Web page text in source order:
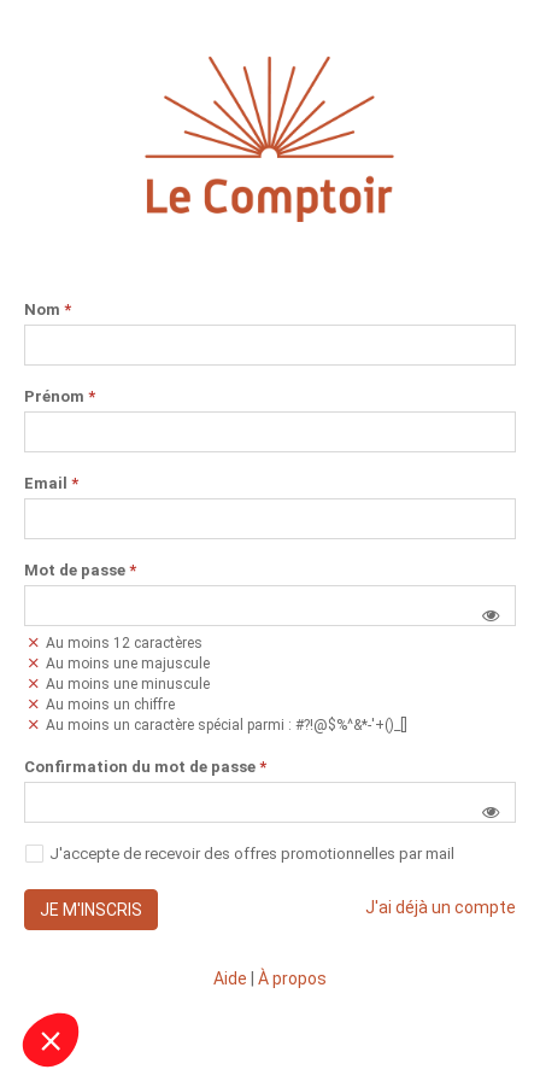
Nom *
Prénom *
Email *
Mot de passe *
Au moins 12 caractères
Au moins une majuscule
Au moins une minuscule
Au moins un chiffre
Au moins un caractère spécial parmi : #?!@$%^&*-'+()_[]
Confirmation du mot de passe *
J'accepte de recevoir des offres promotionnelles par mail
JE M'INSCRIS J'ai déjà un compte
Aide À propos